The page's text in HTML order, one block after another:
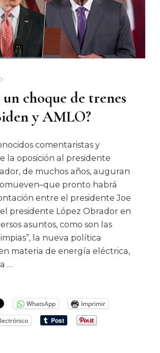
un choque de trenes
y AMLO?
comentaristas y
la oposición al presidente
de muchos años, auguran
pronto habrá
entre el presidente Joe
presidente López Obrador en
asuntos, como son las
la nueva política
materia de energía eléctrica,
…
WhatsApp
Imprimir